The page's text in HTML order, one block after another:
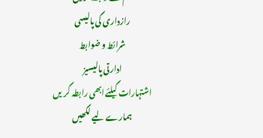
رازداری کی پالیسی
شرائط و ضوابط
ادارتی پالیسیز
اشتہارات کیلئے ابھی رابطہ کریں
ہمارے لیے لکھیں